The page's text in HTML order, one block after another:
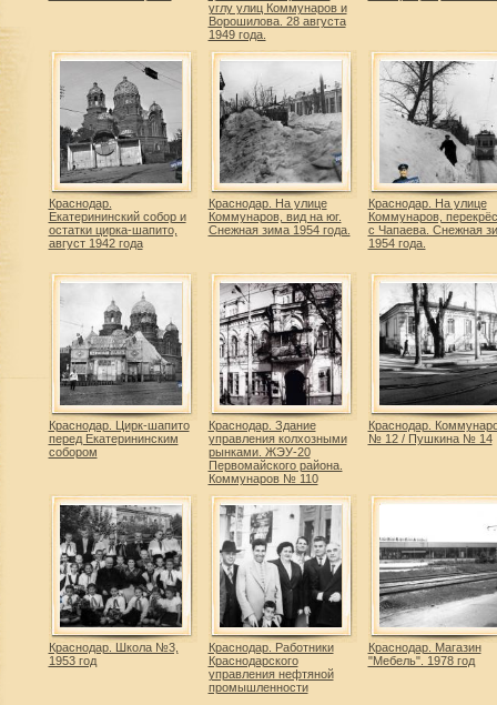
углу улиц Коммунаров и
Ворошилова. 28 августа
1949 года.
Краснодар.
Екатерининский собор и
остатки цирка-шапито,
август 1942 года
Краснодар. На улице
Коммунаров, вид на юг.
Снежная зима 1954 года.
Краснодар. На улице
Коммунаров,
с Чапаева. Снежная
1954 года.
Краснодар. Цирк-шапито
перед Екатерининским
собором
Краснодар. Здание
управления колхозными
рынками. ЖЭУ-20
Первомайского района.
Коммунаров № 110
Краснодар.
№ 12 / Пушкина № 14
Краснодар. Школа №3,
1953 год
Краснодар. Работники
Краснодарского
управления нефтяной
промышленности
Краснодар. Магазин
"Мебель". 1978 год